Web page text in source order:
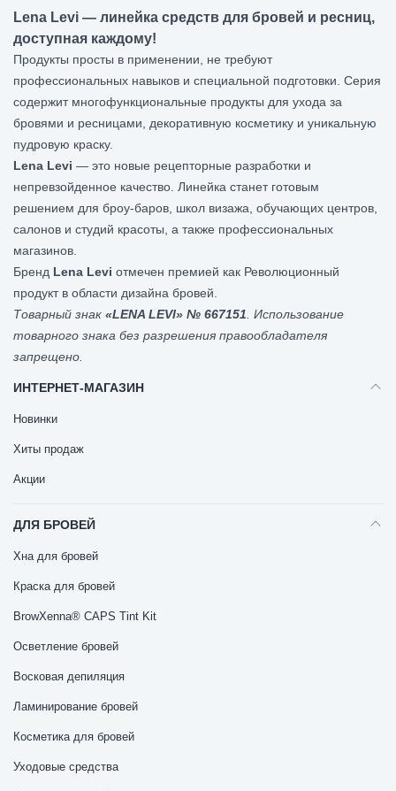
Lena Levi — линейка средств для бровей и ресниц,
доступная каждому!
Продукты просты в применении, не требуют
профессиональных навыков и специальной подготовки. Серия
содержит многофункциональные продукты для ухода за
бровями и ресницами, декоративную косметику и уникальную
пудровую краску.
Lena Levi — это новые рецепторные разработки и
непревзойденное качество. Линейка станет готовым
решением для броу-баров, школ визажа, обучающих центров,
салонов и студий красоты, а также профессиональных
магазинов.
Бренд Lena Levi отмечен премией как Революционный
продукт в области дизайна бровей.
Товарный знак «LENA LEVI» № 667151 . Использование
товарного знака без разрешения правообладателя
запрещено.
ИНТЕРНЕТ-МАГАЗИН
Новинки
Хиты продаж
Акции
ДЛЯ БРОВЕЙ
Хна для бровей
Краска для бровей
BrowXenna® CAPS Tint Kit
Осветление бровей
Восковая депиляция
Ламинирование бровей
Косметика для бровей
Уходовые средства